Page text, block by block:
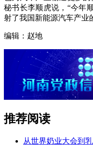
秘书长李顺虎说，“今年
射了我国新能源汽车产业
编辑：赵地
推荐阅读
从世界奶业大会到